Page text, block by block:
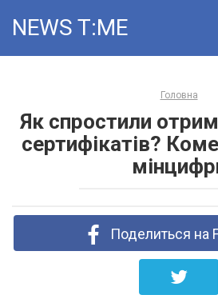
NEWS T:ME
Головна
Як спростили
сертифікатів?
Поделиться на